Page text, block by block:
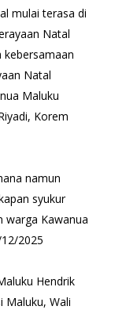
mulai terasa di
Natal
kebersamaan
Natal
Maluku
Korem
namun
syukur
warga Kawanua
2025
Hendrik
Maluku, Wali